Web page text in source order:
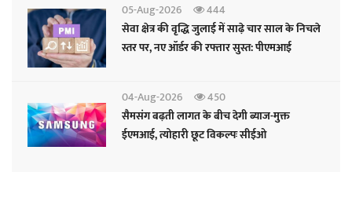
05-Aug-2026
444
सेवा क्षेत्र की वृद्धि जुलाई में साढ़े चार साल के निचले
स्तर पर, नए ऑर्डर की रफ्तार सुस्त: पीएमआई
04-Aug-2026
450
सैमसंग बढ़ती लागत के बीच देगी ब्याज-मुक्त
ईएमआई, त्योहारी छूट विकल्पः सीईओ